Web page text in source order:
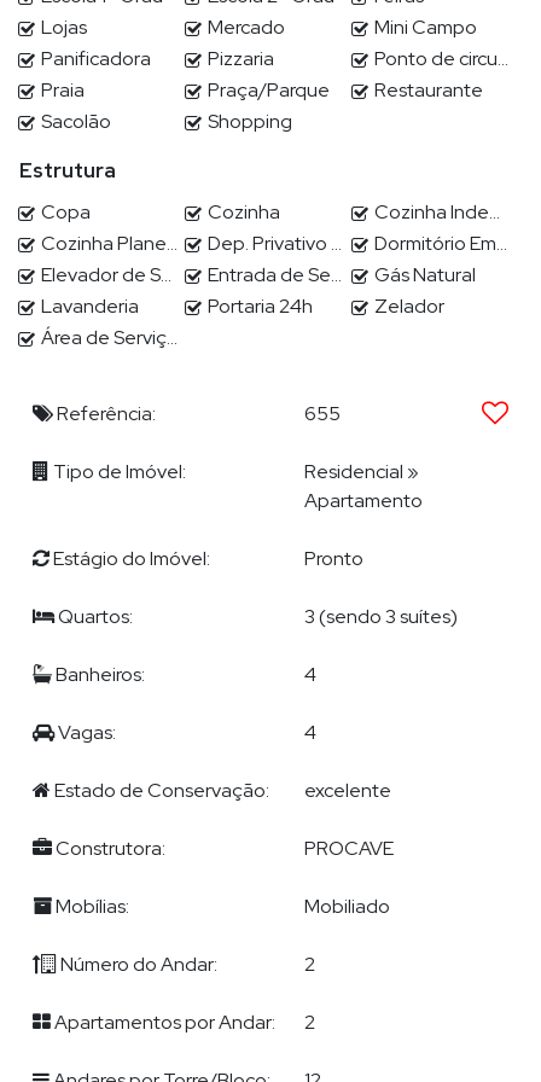
em Balneário Camboriú -SC,Praia Brava
, Itajaí; especializando-
se no atendimento e comercialização de imóveis de alto
auxiliam nos atendimentos.
Venha conhecer a maravilhosa Balneário Camboriú, a princesa
do Atlântico. Excelente para investir, morar e principalmente,
VIVER na PRAIA!
Apartamento em Balneário Camboriú
Lojas
Mercado
Mini Campo
Panificadora
Pizzaria
Ponto de circular
Praia
Praça/Parque
Restaurante
Sacolão
Shopping
Estrutura
Copa Cozinha
Cozinha Independente
Cozinha Planejada
Dep. Privativo Subsolo
Dormitório Empregada
Elevador de Serviço
Entrada de Serviço
Gás Natural
Lavanderia
Portaria 24h
Zelador
Área de Serviço
Referência: 655
Tipo de Imóvel: Residencial »
Apartamento
Estágio do Imóvel: Pronto
Quartos: 3 (sendo 3 suítes)
Banheiros: 4
Vagas: 4
Estado de Conservação: excelente
Construtora: PROCAVE
Mobílias: Mobiliado
Número do Andar: 2
Apartamentos por Andar: 2